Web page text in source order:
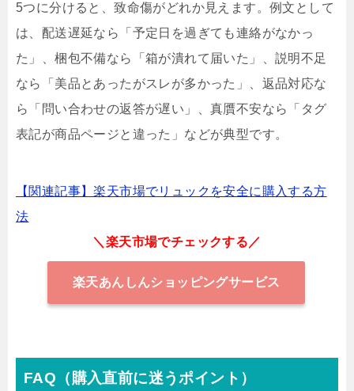
5つに分けると、致命傷がどれか見えます。例文として
は、配送遅延なら「予定日を過ぎても連絡がなかっ
た」、梱包不備なら「箱が潰れて届いた」、説明不足
なら「美品とあったがスレが多かった」、返品対応な
ら「問い合わせの返答が遅い」、真贋不安なら「タグ
表記が商品ページと違った」などが典型です。
【関連記事】楽天市場でリュックを安全に購入する方
法
＼楽天市場でチェックする／
楽天あんしんショッピングサービス
FAQ（購入直前に迷うポイント）